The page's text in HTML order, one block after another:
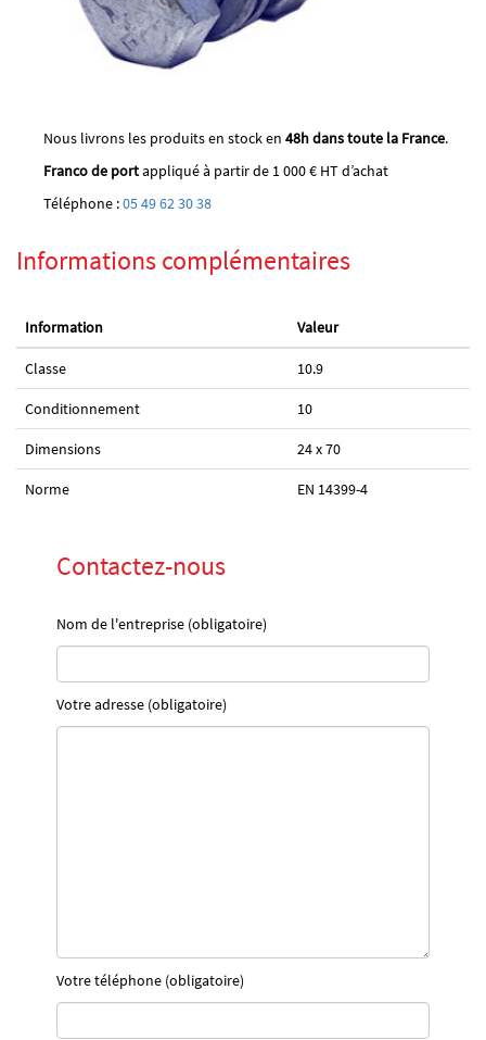
Nous livrons les produits en stock en 48h dans toute la France.
Franco de portappliqué à partir de 1 000 € HT d’achat
Téléphone :05 49 62 30 38
Informations complémentaires
Information Valeur
Classe 10.9
Conditionnement 10
Dimensions 24 x 70
Norme EN 14399-4
Contactez-nous
Nom de l'entreprise (obligatoire)
Votre adresse (obligatoire)
Votre téléphone (obligatoire)